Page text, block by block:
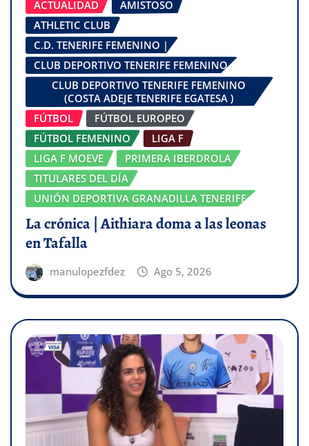
ACTUALIDAD
AMISTOSO
ATHLETIC CLUB
C.D. TENERIFE FEMENINO |
CLUB DEPORTIVO TENERIFE FEMENINO
CLUB DEPORTIVO TENERIFE FEMENINO
(COSTA ADEJE TENERIFE EGATESA )
FÚTBOL
FÚTBOL EUROPEO
FÚTBOL FEMENINO
LIGA F
LIGA F MOEVE
PRIMERA IBERDROLA
TITULARES DEL DÍA
UNIÓN DEPORTIVA GRANADILLA TENERIFE
La crónica | Aithiara doma a las leonas
en Tafalla
manulopezfdez Ago 5, 2026